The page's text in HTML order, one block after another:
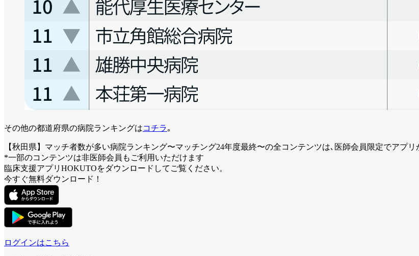
その他の都道府県の病院ランキングはコチラ｡
【秋田県】マッチ者数が多い病院ランキング〜マッチング24年度最終〜の全コンテンツは､医師会員限定でアプリ
*一部のコンテンツは非医師会員もご利用いただけます
臨床支援アプリHOKUTOをダウンロードしてご覧ください。
今すぐ無料ダウンロード！
ログインはこちら